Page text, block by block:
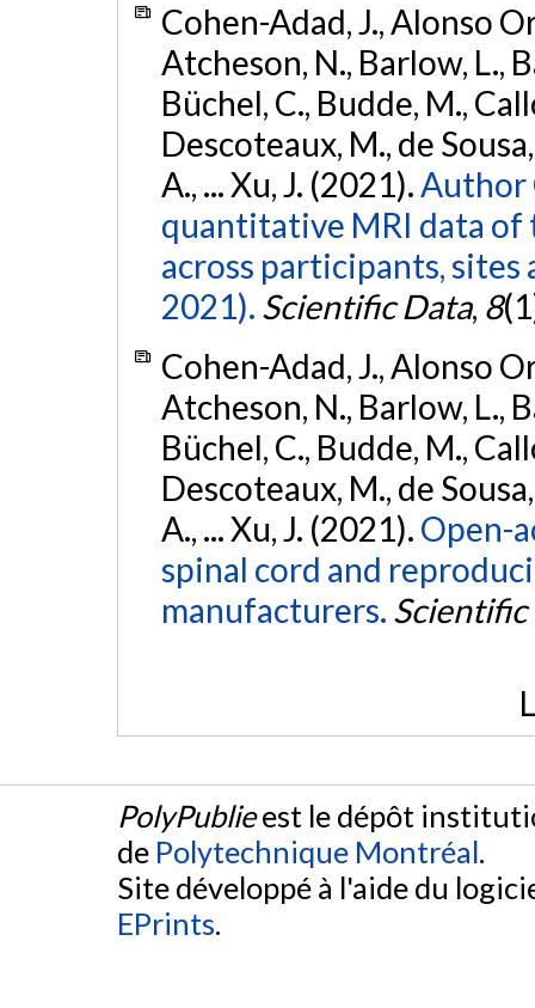
Cohen-Adad, J., Alonso
Atcheson, N., Barlow, L.,
Büchel, C., Budde, M.,
Descoteaux, M., de
A., ... Xu, J. (2021).Author
quantitative MRI data
across participants, sites
2021). Scientific Data, 8
Cohen-Adad, J., Alonso
Atcheson, N., Barlow, L.,
Büchel, C., Budde, M.,
Descoteaux, M., de
A., ... Xu, J. (2021). Open-
spinal cord and
manufacturers. Scientific
PolyPublieest le dépôt
de Polytechnique Montréal.
Site développé à l'aide du
EPrints.